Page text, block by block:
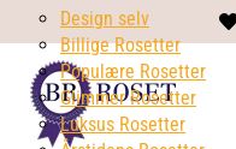
Design selv
Billige Rosetter
Populære Rosetter
Glimmer Rosetter
Luksus Rosetter